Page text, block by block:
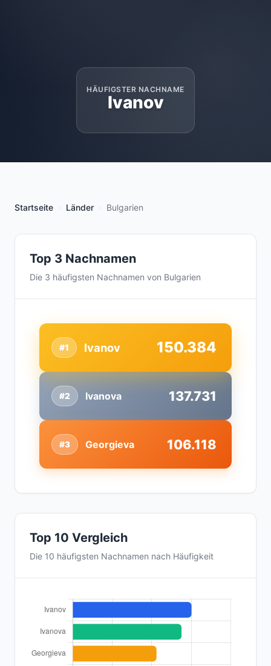
HÄUFIGSTER NACHNAME
Ivanov
Startseite Länder Bulgarien
Top 3 Nachnamen
Die 3 häufigsten Nachnamen von Bulgarien
#2 Ivanova 137.731
#1 Ivanov 150.384
#3 Georgieva 106.118
Top 10 Vergleich
Die 10 häufigsten Nachnamen nach Häufigkeit